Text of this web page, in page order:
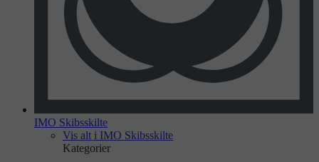
IMO Skibsskilte
Vis alt i IMO Skibsskilte
Kategorier